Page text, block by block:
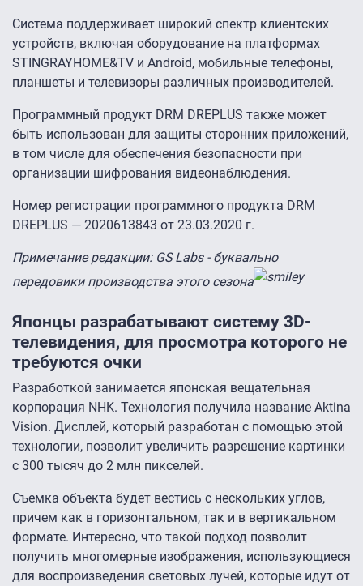
Система поддерживает широкий спектр клиентских
устройств, включая оборудование на платформах
STINGRAYHOME&TV и Android, мобильные телефоны,
планшеты и телевизоры различных производителей.
Программный продукт DRM DREPLUS также может
быть использован для защиты сторонних приложений,
в том числе для обеспечения безопасности при
организации шифрования видеонаблюдения.
Номер регистрации программного продукта DRM
DREPLUS — 2020613843 от 23.03.2020 г.
Примечание редакции: GS Labs - буквально
передовики производства этого сезона
Японцы разрабатывают систему 3D-
телевидения, для просмотра которого не
требуются очки
Разработкой занимается японская вещательная
корпорация NHK. Технология получила название Aktina
Vision. Дисплей, который разработан с помощью этой
технологии, позволит увеличить разрешение картинки
с 300 тысяч до 2 млн пикселей.
Съемка объекта будет вестись с нескольких углов,
причем как в горизонтальном, так и в вертикальном
формате. Интересно, что такой подход позволит
получить многомерные изображения, использующиеся
для воспроизведения световых лучей, которые идут от